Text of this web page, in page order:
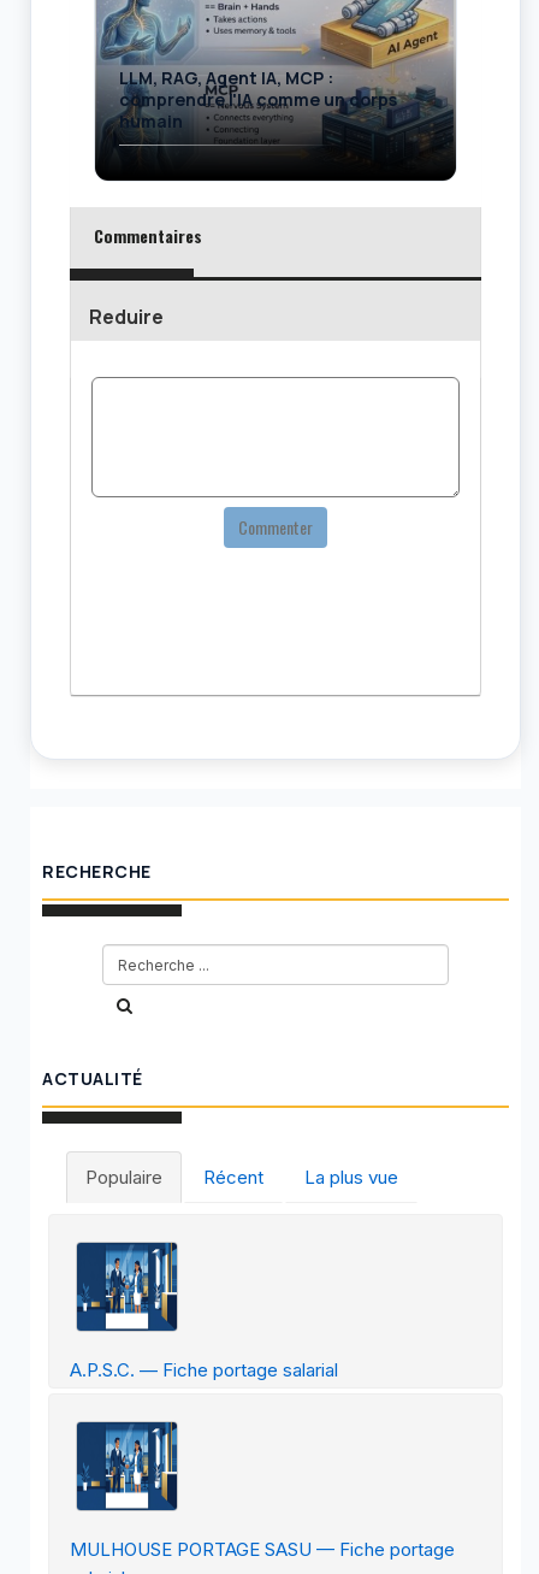
LLM, RAG, Agent IA, MCP :
comprendre l'IA comme un corps
humain
Commentaires
Reduire
Commenter
RECHERCHE
ACTUALITÉ
Populaire Récent La plus vue
A.P.S.C. — Fiche portage salarial
MULHOUSE PORTAGE SASU — Fiche portage